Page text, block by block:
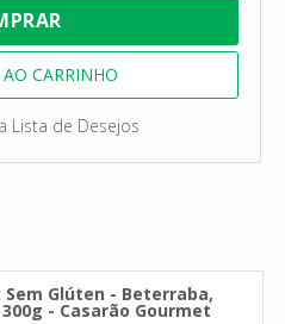
Lista de Desejos
Glúten - Beterraba,
- Casarão Gourmet